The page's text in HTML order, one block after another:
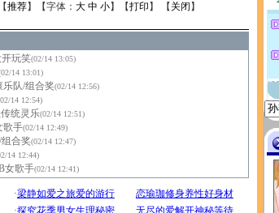
推荐】【字体： 大 中 小】【打印 】 【 关闭 】
玩笑(02/14 13:05)
14 13:01)
队/组合奖(02/14 12:56)
14 12:54)
传统灵乐(02/14 12:51)
歌手(02/14 12:49)
合奖(02/14 12:47)
14 12:44)
女歌手(02/14 12:41)